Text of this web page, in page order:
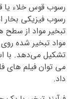
رسوب فیزیکی بخار
تبخیر مواد از
مواد تبخیر شده
تشکیل می‌دهد. با
می توان فیلم های
داد.